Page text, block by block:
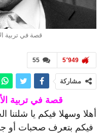
قصة في تربية
55 5٬949
مشاركة
قصة في تربية
أهلا وسهلا فيكم يا شلتنا
فيكم بتعرف صحبات أو